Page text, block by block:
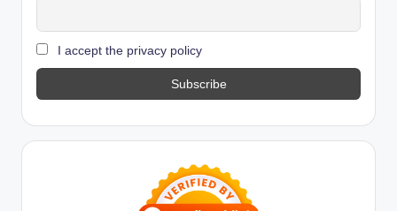
I accept the privacy policy